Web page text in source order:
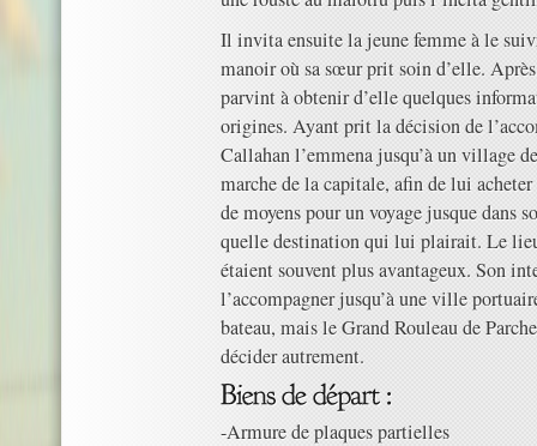
Il invita ensuite la jeune femme à le
manoir où sa sœur prit soin d’elle.
parvint à obtenir d’elle quelques
origines. Ayant prit la décision de
Callahan l’emmena jusqu’à un village
marche de la capitale, afin de lui
de moyens pour un voyage jusque dans
quelle destination qui lui plairait. Le
étaient souvent plus avantageux. Son
l’accompagner jusqu’à une ville
bateau, mais le Grand Rouleau de
décider autrement.
-Armure de plaques partielles